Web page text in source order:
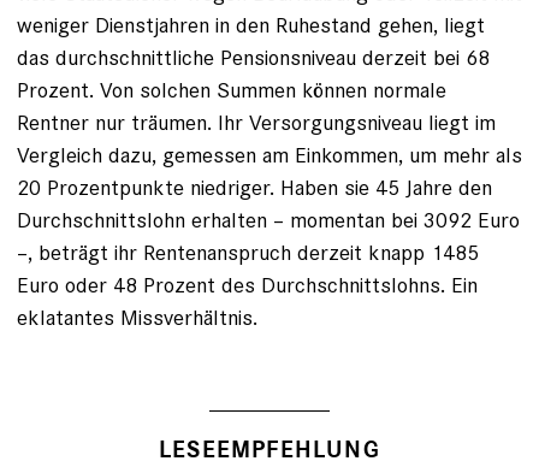
weniger Dienstjahren in den Ruhestand gehen, liegt
das durchschnittliche Pensionsniveau derzeit bei 68
Prozent. Von solchen Summen können normale
Rentner nur träumen. Ihr Versorgungsniveau liegt im
Vergleich dazu, gemessen am Einkommen, um mehr als
20 Prozentpunkte niedriger. ­Haben sie 45 Jahre den
Durchschnittslohn erhalten – momentan bei 3092 Euro
–, beträgt ihr Rentenanspruch derzeit knapp 1485
Euro oder 48 ­Prozent des Durchschnittslohns. Ein
eklatantes Missverhältnis.
LESEEMPFEHLUNG